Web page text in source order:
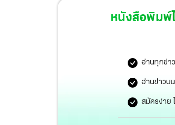
จับกุมแล้วให้การว่า ตรวจยึดทรัพ
หนัก 3 บาทจากบังอ้วน สามีผู้เสี
หนังสือพิมพ์
อ่านทุกข่า
อ่านข่าวบ
สมัครง่าย